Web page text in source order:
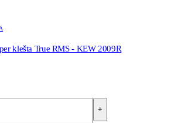
klešta True RMS - KEW 2009R
+